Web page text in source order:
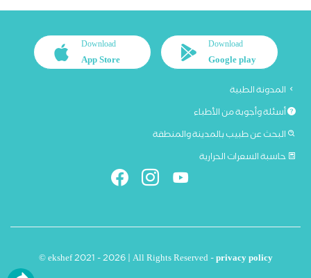
Download
Google play
Download
App Store
المدونة الطبية
أسئلة وأجوبة من الأطباء
البحث عن طبيب بالمدينة والمنطقة
حاسبة السعرات الحرارية
© ekshef 2021 - 2026 | All Rights Reserved -privacy policy